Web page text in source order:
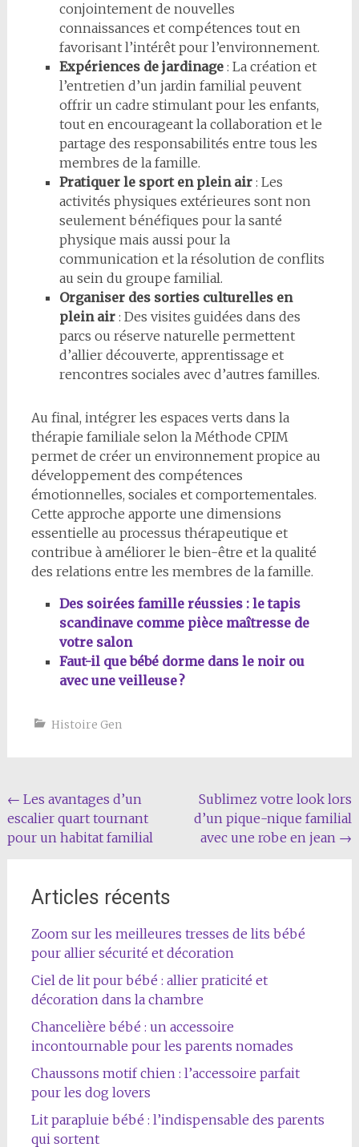
conjointement de nouvelles
connaissances et compétences tout en
favorisant l’intérêt pour l’environnement.
Expériences de jardinage: La création et
l’entretien d’un jardin familial peuvent
offrir un cadre stimulant pour les enfants,
tout en encourageant la collaboration et le
partage des responsabilités entre tous les
membres de la famille.
Pratiquer le sport en plein air: Les
activités physiques extérieures sont non
seulement bénéfiques pour la santé
physique mais aussi pour la
communication et la résolution de conflits
au sein du groupe familial.
Organiser des sorties culturelles en
plein air: Des visites guidées dans des
parcs ou réserve naturelle permettent
d’allier découverte, apprentissage et
rencontres sociales avec d’autres familles.
Au final, intégrer les espaces verts dans la
thérapie familiale selon la Méthode CPIM
permet de créer un environnement propice au
développement des compétences
émotionnelles, sociales et comportementales.
Cette approche apporte une dimensions
essentielle au processus thérapeutique et
contribue à améliorer le bien-être et la qualité
des relations entre les membres de la famille.
Des soirées famille réussies : le tapis
scandinave comme pièce maîtresse de
votre salon
Faut-il que bébé dorme dans le noir ou
avec une veilleuse ?
Histoire Gen
Navigation
de
l'article
← Les avantages d’un
escalier quart tournant
pour un habitat familial
Sublimez votre look lors
d’un pique-nique familial
avec une robe en jean →
Articles récents
Zoom sur les meilleures tresses de lits bébé
pour allier sécurité et décoration
Ciel de lit pour bébé : allier praticité et
décoration dans la chambre
Chancelière bébé : un accessoire
incontournable pour les parents nomades
Chaussons motif chien : l’accessoire parfait
pour les dog lovers
Lit parapluie bébé : l’indispensable des parents
qui sortent